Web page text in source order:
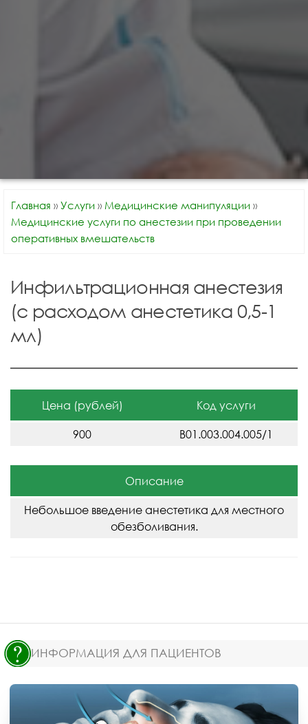
Главная » Услуги » Медицинские манипуляции »
Медицинские услуги по анестезии при проведении
оперативных вмешательств
Инфильтрационная анестезия
(с расходом анестетика 0,5-1
мл)
Цена (рублей) Код услуги
900 B01.003.004.005/1
Описание
Небольшое введение анестетика для местного
обезболивания.
ИНФОРМАЦИЯ ДЛЯ ПАЦИЕНТОВ